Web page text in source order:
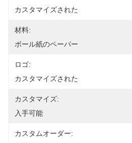
カスタマイズされた
材料:
ボール紙のペーパー
ロゴ:
カスタマイズされた
カスタマイズ:
入手可能
カスタムオーダー: